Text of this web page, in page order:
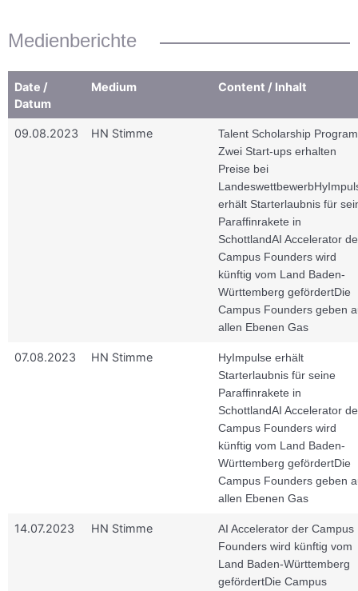
Medienberichte
Date /
Datum
Medium Content / Inhalt
09.08.2023 HN Stimme
Talent Scholarship
Zwei Start-ups erhalten
Preise bei
Landeswettbewerb
erhält Starterlaubnis für
Paraffinrakete in
SchottlandAI Accelerator
Campus Founders wird
künftig vom Land Baden-
Württemberg gefördertDie
Campus Founders geben
allen Ebenen Gas
07.08.2023 HN Stimme
HyImpulse erhält
Starterlaubnis für seine
Paraffinrakete in
SchottlandAI Accelerator
Campus Founders wird
künftig vom Land Baden-
Württemberg gefördertDie
Campus Founders geben
allen Ebenen Gas
14.07.2023 HN Stimme
AI Accelerator der Campus
Founders wird künftig vom
Land Baden-Württemberg
gefördertDie Campus